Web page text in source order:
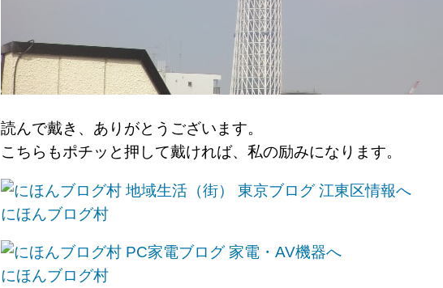
読んで戴き、ありがとうございます。
こちらもポチッと押して戴ければ、私の励みになります。
にほんブログ村
にほんブログ村